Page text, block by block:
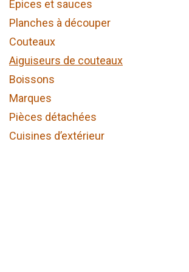
Epices et sauces
Planches à découper
Couteaux
Aiguiseurs de couteaux
Boissons
Marques
Pièces détachées
Cuisines d’extérieur